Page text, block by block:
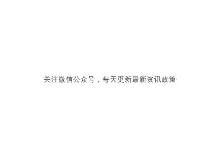
关注微信公众号，每天更新最新资讯政策